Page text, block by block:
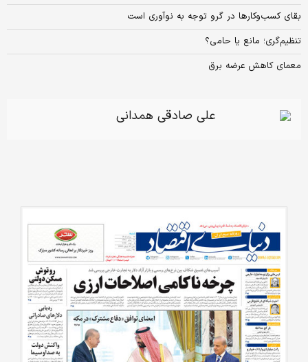
بقای کسب‌وکارها در گرو‌ توجه به نوآوری است
تنظیم‌‌‌گری؛ مانع یا حامی؟
معمای کاهش عرضه برق
علی صادقی همدانی